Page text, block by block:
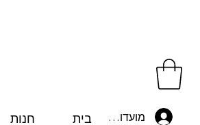
מועדון לקוחותבית חנות